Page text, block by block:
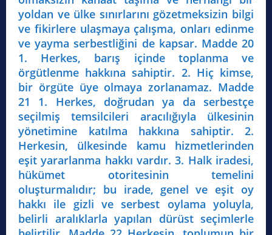
yoldan ve ülke sınırlarını gözetmeksizin bilgi
ve fikirlere ulaşmaya çalışma, onları edinme
ve yayma serbestliğini de kapsar. Madde 20
1. Herkes, barış içinde toplanma ve
örgütlenme hakkına sahiptir. 2. Hiç kimse,
bir örgüte üye olmaya zorlanamaz. Madde
21 1. Herkes, doğrudan ya da serbestçe
seçilmiş temsilcileri aracılığıyla ülkesinin
yönetimine katılma hakkına sahiptir. 2.
Herkesin, ülkesinde kamu hizmetlerinden
eşit yararlanma hakkı vardır. 3. Halk iradesi,
hükümet otoritesinin temelini
oluşturmalıdır; bu irade, genel ve eşit oy
hakkı ile gizli ve serbest oylama yoluyla,
belirli aralıklarla yapılan dürüst seçimlerle